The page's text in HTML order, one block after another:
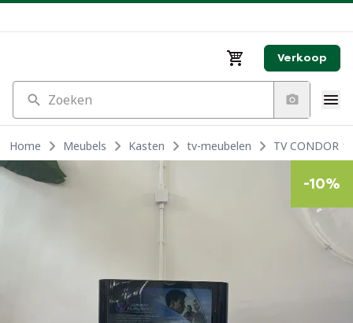
Verkoop
Zoeken
Home Meubels Kasten tv-meubelen TV CONDOR
-10%